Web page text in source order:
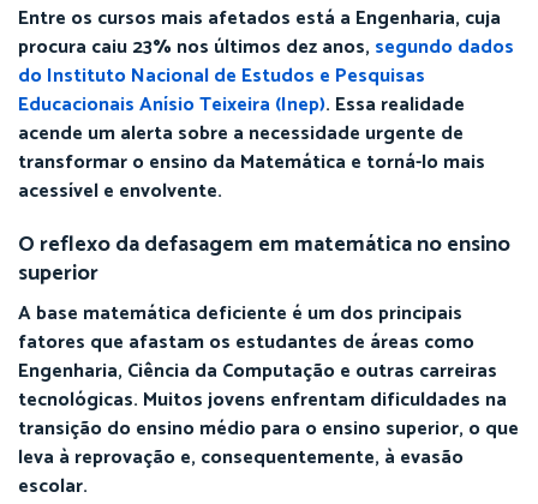
Entre os cursos mais afetados está a Engenharia, cuja
procura caiu 23% nos últimos dez anos, segundo dados
do Instituto Nacional de Estudos e Pesquisas
Educacionais Anísio Teixeira (Inep). Essa realidade
acende um alerta sobre a necessidade urgente de
transformar o ensino da Matemática e torná-lo mais
acessível e envolvente.
O reflexo da defasagem em matemática no ensino
superior
A base matemática deficiente é um dos principais
fatores que afastam os estudantes de áreas como
Engenharia, Ciência da Computação e outras carreiras
tecnológicas. Muitos jovens enfrentam dificuldades na
transição do ensino médio para o ensino superior, o que
leva à reprovação e, consequentemente, à evasão
escolar.